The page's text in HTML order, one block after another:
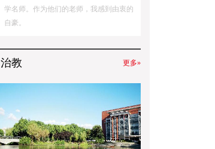
学名师。作为他们的老师，我感到由衷的
自豪。
治教 更多»